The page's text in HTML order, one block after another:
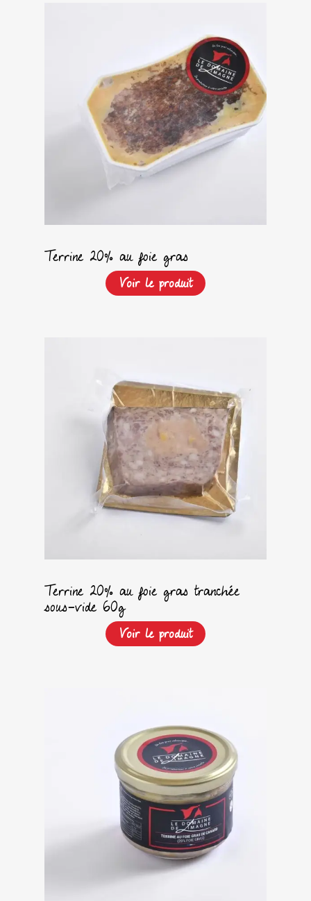
Terrine 20% au foie gras
Voir le produit
Terrine 20% au foie gras tranchée
sous-vide 60g
Voir le produit